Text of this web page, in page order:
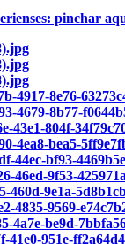
pinchar